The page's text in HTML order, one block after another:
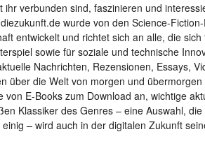
ihr verbunden sind, faszinieren und
wurde von den Science-
entwickelt und richtet sich an alle, die sich
sowie für soziale und technische
Nachrichten, Rezensionen, Essays,
über die Welt von morgen und
E-Books zum Download an, wichtige
Klassiker des Genres – eine Auswahl,
– wird auch in der digitalen Zukunft